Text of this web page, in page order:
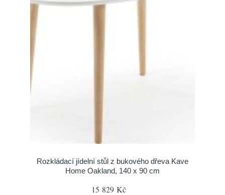
Rozkládací jídelní stůl z bukového dřeva Kave
Home Oakland, 140 x 90 cm
15 829 Kč